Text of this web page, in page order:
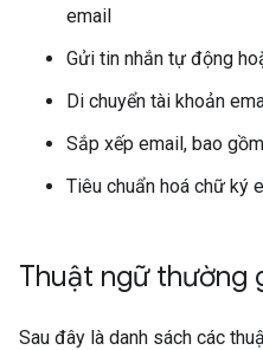
email
Gửi tin nhắn tự động
Di chuyển tài khoản
Sắp xếp email, bao
Tiêu chuẩn hoá chữ ký
Thuật ngữ thường
Sau đây là danh sách các